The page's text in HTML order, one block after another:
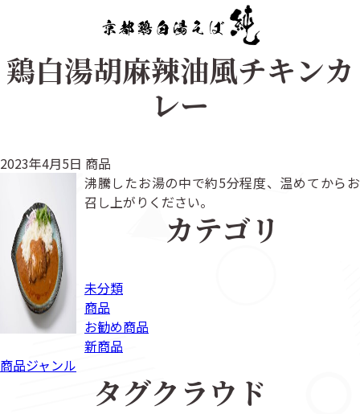
鶏白湯胡麻辣油風チキンカ
レー
2023年4月5日 商品
沸騰したお湯の中で約5分程度、温めてからお
召し上がりください。
カテゴリ
未分類
商品
お勧め商品
新商品
商品ジャンル
タグクラウド